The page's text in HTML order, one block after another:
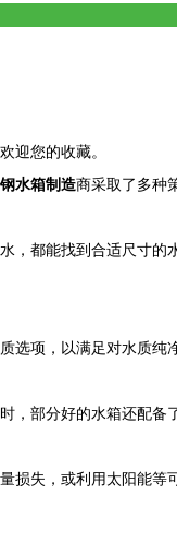
迎您的收藏。
水箱制造商采取了多种
，都能找到合适尺寸的
选项，以满足对水质纯
，部分好的水箱还配备
损失，或利用太阳能等